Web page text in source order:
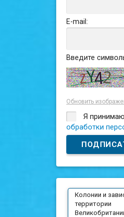
E-mail:
Введите
Обновить
Я
обработки
Колонии и
территории